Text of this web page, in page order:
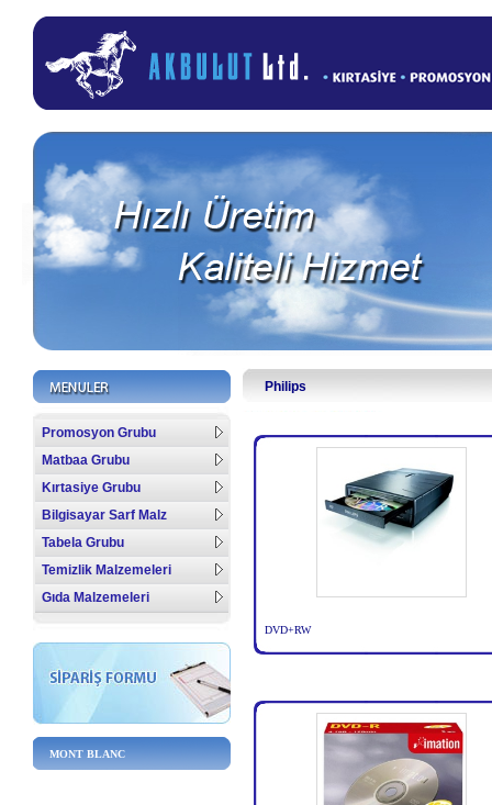
Promosyon Grubu
Matbaa Grubu
Kırtasiye Grubu
Bilgisayar Sarf Malz
Tabela Grubu
Temizlik Malzemeleri
Gıda Malzemeleri
MONT BLANC
Philips
DVD+RW